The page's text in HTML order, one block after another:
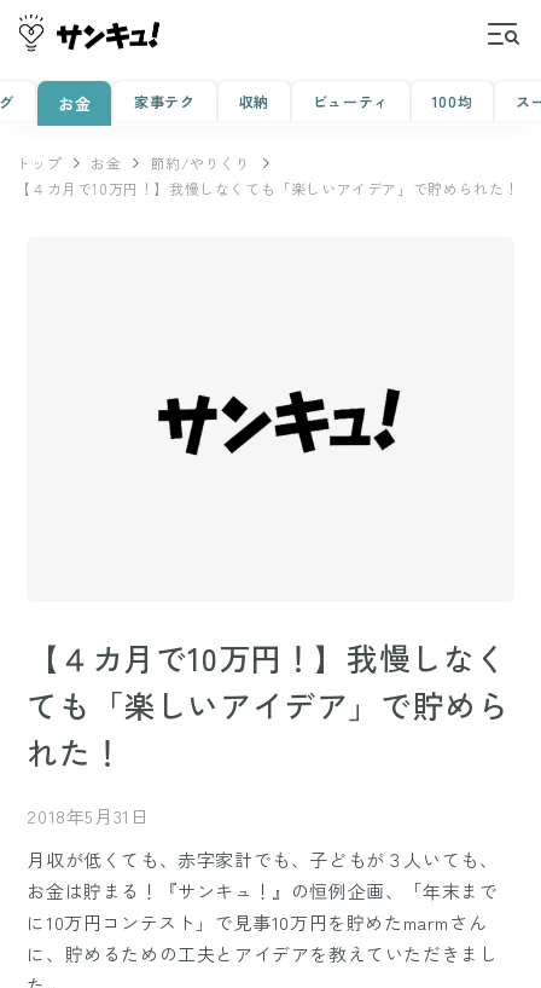
お金 家事テク 収納 ビューティ 100均 ス
トップ お金
節約/やりくり
【４カ月で10万円！】我慢しなくても「楽しいアイデア」で貯められた！
【４カ月で10万円！】我慢しなく
ても「楽しいアイデア」で貯めら
れた！
2018年5月31日
月収が低くても、赤字家計でも、子どもが３人いても、
お金は貯まる！『サンキュ！』の恒例企画、「年末まで
に10万円コンテスト」で見事10万円を貯めたmarmさん
に、貯めるための工夫とアイデアを教えていただきまし